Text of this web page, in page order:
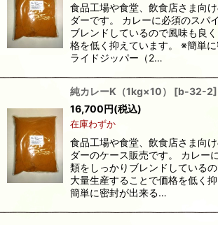
食品工場や食堂、飲食店さま向
ダーです。 カレーに必須のスパ
ブレンドしているので風味も良
格を低く抑えています。 ※簡単
ライドジッパー（2…
純カレーK（1kg×10） [b-32-2]
16,700円(税込)
在庫わずか
食品工場や食堂、飲食店さま向
ダーのケース販売です。 カレー
類をしっかりブレンドしているの
大量生産することで価格を低く
簡単に密封が出来る…